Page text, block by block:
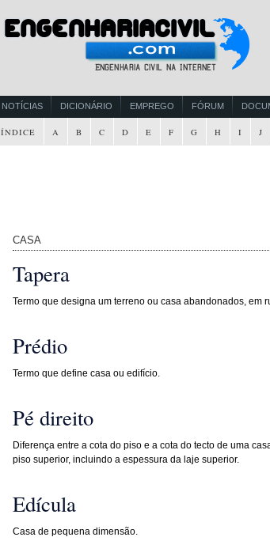
NOTÍCIAS DICIONÁRIO EMPREGO FÓRUM
ÍNDICE A B C D E F G H I J
CASA
Tapera
Termo que designa um terreno ou casa abandonados, em
Prédio
Termo que define casa ou edifício.
Pé direito
Diferença entre a cota do piso e a cota do tecto de uma
piso superior, incluindo a espessura da laje superior.
Edícula
Casa de pequena dimensão.